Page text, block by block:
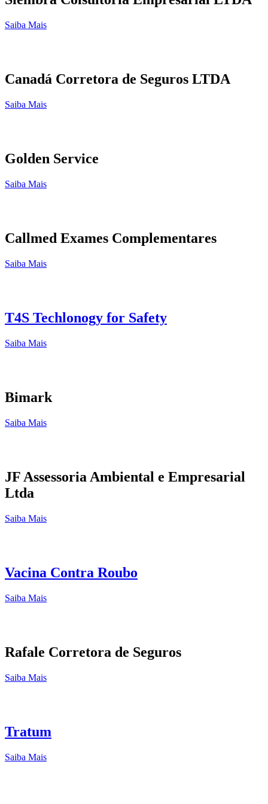
Saiba Mais
Canadá Corretora de Seguros LTDA
Saiba Mais
Golden Service
Saiba Mais
Callmed Exames Complementares
Saiba Mais
T4S Techlonogy for Safety
Saiba Mais
Bimark
Saiba Mais
JF Assessoria Ambiental e Empresarial
Ltda
Saiba Mais
Vacina Contra Roubo
Saiba Mais
Rafale Corretora de Seguros
Saiba Mais
Tratum
Saiba Mais